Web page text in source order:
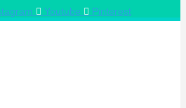
Youtube Pinterest